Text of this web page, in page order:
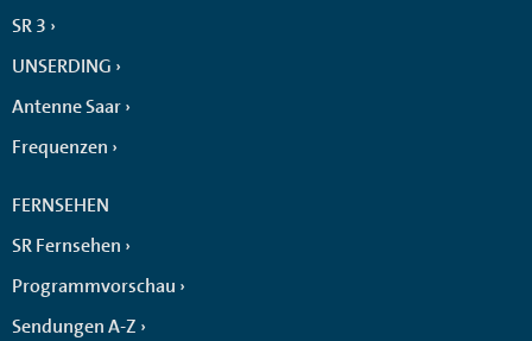
SR 3
UNSERDING
Antenne Saar
Frequenzen
FERNSEHEN
SR Fernsehen
Programmvorschau
Sendungen A-Z